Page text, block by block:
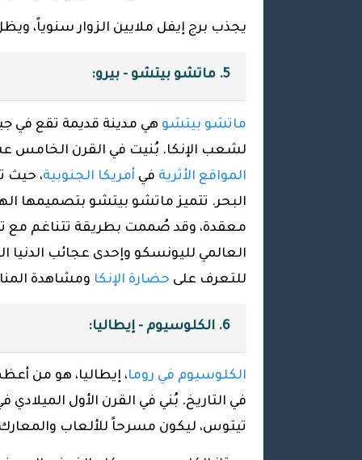
يجذب برج إيفل ملايين الزوار سنوياً،
5. ماتشو بيتشو - بيرو:
ماتشو بيتشو هي مدينة قديمة تقع في
لشعب الإنكا. بُنيت في القرن الخامس
المواقع الأثرية في أمريكا الجنوبية
البحر. تتميز ماتشو بيتشو بتصميمها
معقدة، وقد صُممت بطريقة تتناغم مع
العالمي لليونسكو وإحدى عجائب الدنيا
للتعرف على حضارة الإنكا ومشاهدة
6. الكلوسيوم - إيطاليا:
الكلوسيوم في روما، إيطاليا، هو من
في التاريخ. بُني في القرن الأول
تيتوس، ليكون مسرحاً للألعاب